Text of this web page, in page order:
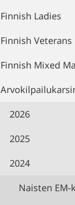
Finnish Ladies
Finnish Veterans
Finnish Mixed
2026
2025
2024
Naisten EM-